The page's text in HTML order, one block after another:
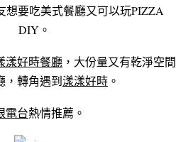
想要吃美式餐廳又可以玩PIZZA
DIY。
漾好時餐廳 ，大份量又有乾淨空間
，轉角遇到漾漾好時 。
電台熱情推薦。